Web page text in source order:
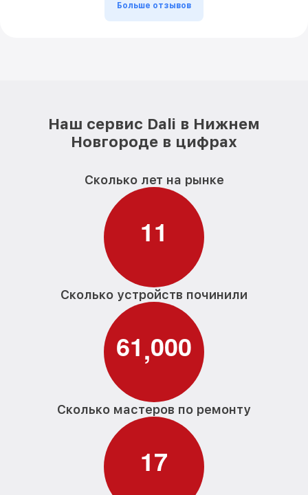
Больше отзывов
Наш сервис Dali в Нижнем
Новгороде в цифрах
Сколько лет на рынке
11
Сколько устройств починили
61,000
Сколько мастеров по ремонту
17